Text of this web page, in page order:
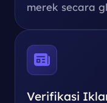
merek secara
Verifikasi